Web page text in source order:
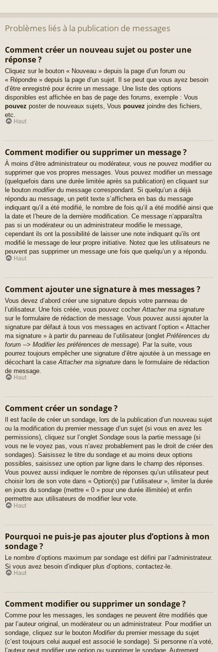
Problèmes liés à la publication de messages
Comment créer un nouveau sujet ou poster une
réponse ?
Cliquez sur le bouton « Nouveau » depuis la page d’un forum ou
« Répondre » depuis la page d’un sujet. Il se peut que vous ayez besoin
d’être enregistré pour écrire un message. Une liste des options
disponibles est affichée en bas de page des forums, exemple : Vous
pouvez poster de nouveaux sujets, Vous pouvez joindre des fichiers,
etc.
Haut
Comment modifier ou supprimer un message ?
À moins d’être administrateur ou modérateur, vous ne pouvez modifier ou
supprimer que vos propres messages. Vous pouvez modifier un message
(quelquefois dans une durée limitée après sa publication) en cliquant sur
le bouton modifierdu message correspondant. Si quelqu’un a déjà
répondu au message, un petit texte s’affichera en bas du message
indiquant qu’il a été modifié, le nombre de fois qu’il a été modifié ainsi que
la date et l’heure de la dernière modification. Ce message n’apparaîtra
pas si un modérateur ou un administrateur modifie le message,
cependant ils ont la possibilité de laisser une note indiquant qu’ils ont
modifié le message de leur propre initiative. Notez que les utilisateurs ne
peuvent pas supprimer un message une fois que quelqu’un y a répondu.
Haut
Comment ajouter une signature à mes messages ?
Vous devez d’abord créer une signature depuis votre panneau de
l’utilisateur. Une fois créée, vous pouvez cocher Attacher ma signature
sur le formulaire de rédaction de message. Vous pouvez aussi ajouter la
signature par défaut à tous vos messages en activant l’option « Attacher
ma signature » à partir du panneau de l’utilisateur (onglet Préférences du
forum --> Modifier les préférences de message). Par la suite, vous
pourrez toujours empêcher une signature d’être ajoutée à un message en
décochant la case Attacher ma signature dans le formulaire de rédaction
de message.
Haut
Comment créer un sondage ?
Il est facile de créer un sondage, lors de la publication d’un nouveau sujet
ou la modification du premier message d’un sujet (si vous en avez les
permissions), cliquez sur l’onglet Sondage sous la partie message (si
vous ne le voyez pas, vous n’avez probablement pas le droit de créer des
sondages). Saisissez le titre du sondage et au moins deux options
possibles, saisissez une option par ligne dans le champ des réponses.
Vous pouvez aussi indiquer le nombre de réponses qu’un utilisateur peut
choisir lors de son vote dans « Option(s) par l’utilisateur », limiter la durée
en jours du sondage (mettre « 0 » pour une durée illimitée) et enfin
permettre aux utilisateurs de modifier leur vote.
Haut
Pourquoi ne puis-je pas ajouter plus d’options à mon
sondage ?
Le nombre d’options maximum par sondage est défini par l’administrateur.
Si vous avez besoin d’indiquer plus d’options, contactez-le.
Haut
Comment modifier ou supprimer un sondage ?
Comme pour les messages, les sondages ne peuvent être modifiés que
par l’auteur original, un modérateur ou un administrateur. Pour modifier un
sondage, cliquez sur le bouton Modifierdu premier message du sujet
(c’est toujours celui auquel est associé le sondage). Si personne n’a voté,
l’auteur peut modifier une option ou supprimer le sondage. Autrement,